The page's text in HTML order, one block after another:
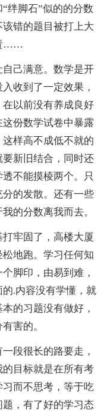
绊脚石”似的的分数
错的题目被打上大
……
己满意。数学是开
收到了一定效果，
以前没有养成良好
份数学试卷中暴露
样高不成低不就的
新旧结合，同时还
不能摸棱两个。只
的发散。还有一些
的分数离我而去。
牢固了，高楼大厦
地跑。学习任何知
脚印，由易到难，
.内容没有学懂，就
的习题没有做好，
害的。
段很长的路要走，
目标就是在所有考
而不思考，等于吃
，有了好的学习态